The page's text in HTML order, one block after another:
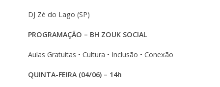
DJ Zé do Lago (SP)
PROGRAMAÇÃO – BH ZOUK SOCIAL
Aulas Gratuitas • Cultura • Inclusão • Conexão
QUINTA-FEIRA (04/06) – 14h